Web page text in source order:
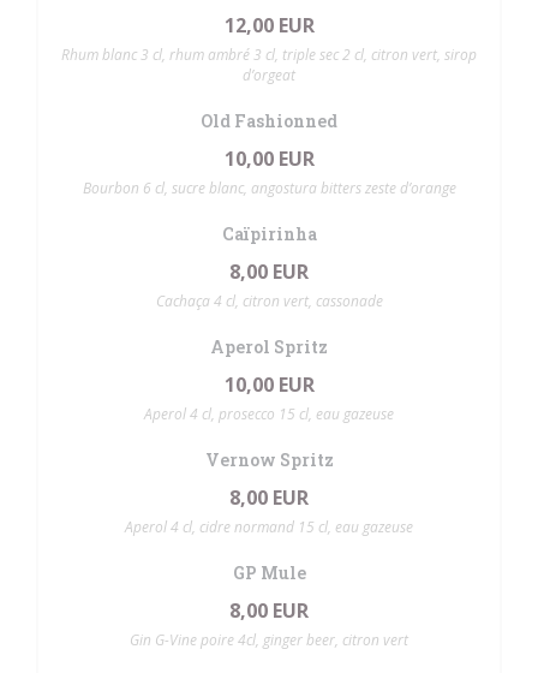
12,00 EUR
Rhum blanc 3 cl, rhum ambré 3 cl, triple sec 2 cl, citron vert, sirop
d’orgeat
Old Fashionned
10,00 EUR
Bourbon 6 cl, sucre blanc, angostura bitters zeste d’orange
Caïpirinha
8,00 EUR
Cachaça 4 cl, citron vert, cassonade
Aperol Spritz
10,00 EUR
Aperol 4 cl, prosecco 15 cl, eau gazeuse
Vernow Spritz
8,00 EUR
Aperol 4 cl, cidre normand 15 cl, eau gazeuse
GP Mule
8,00 EUR
Gin G-Vine poire 4cl, ginger beer, citron vert